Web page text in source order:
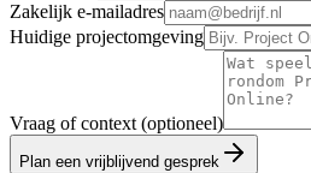
Zakelijk e-mailadres
Huidige projectomgeving
Vraag of context (optioneel)
Plan een vrijblijvend gesprek